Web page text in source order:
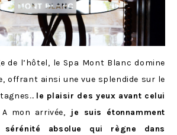
de l’hôtel, le Spa Mont Blanc domine
offrant ainsi une vue splendide sur le
le plaisir des yeux avant celui
A mon arrivée, je suis étonnamment
absolue qui règne dans